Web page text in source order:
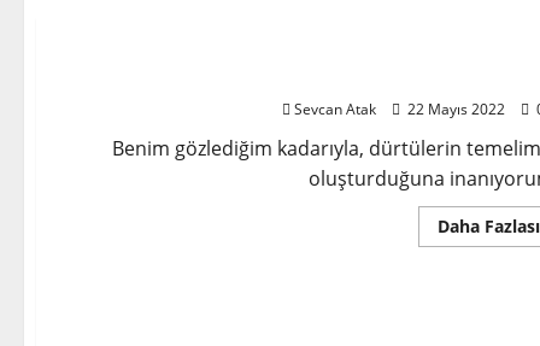
Sevcan Atak 22 Mayıs 2022
Benim gözlediğim kadarıyla, dürtülerin
oluşturduğuna
Daha Fazlası